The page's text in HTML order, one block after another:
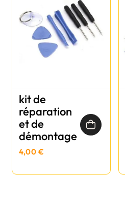
kit de
réparation
et de
démontage
4,00 €